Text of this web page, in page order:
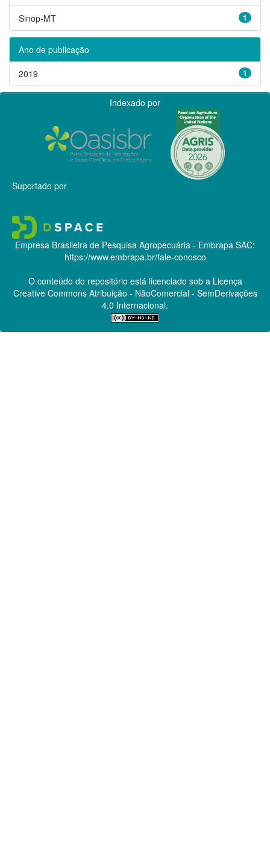
1
Sinop-MT
Ano de publicação
1
2019
Indexado por
Suportado por
Empresa Brasileira de Pesquisa Agropecuária - Embrapa SAC:
https://www.embrapa.br/fale-conosco
O conteúdo do repositório está licenciado sob a Licença
Creative CommonsAtribuição - NãoComercial - SemDerivações
4.0 Internacional.